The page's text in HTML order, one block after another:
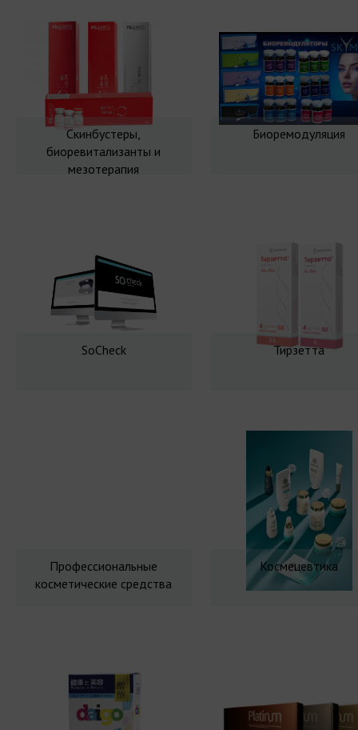
Скинбустеры,
биоревитализанты и
мезотерапия
Биоремодуляция
SoCheck Тирзетта
Профессиональные
косметические средства
Космецевтика